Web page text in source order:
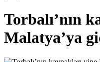
Torbalı’nın
Malatya’ya